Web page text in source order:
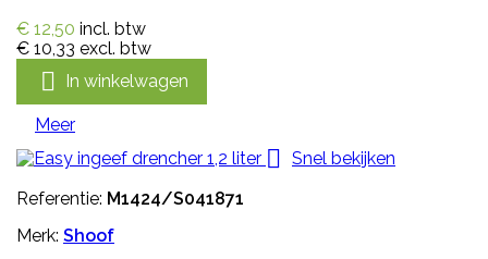
€ 12,50 incl. btw
€ 10,33 excl. btw
 In winkelwagen
Meer

Snel bekijken
Referentie: M1424/S041871
Merk: Shoof